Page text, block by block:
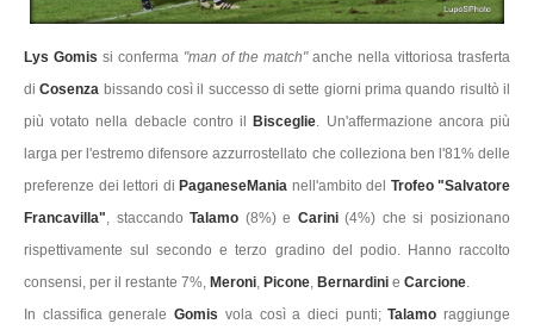
Lys Gomis si conferma "man of the match" anche nella vittoriosa trasferta
diCosenza bissando così il successo di sette giorni prima quando risultò il
più votato nella debacle contro il
Bisceglie. Un'affermazione ancora più
larga per l'estremo difensore azzurrostellato che colleziona ben l'81% delle
preferenze dei lettori di PaganeseMania nell'ambito del Trofeo "Salvatore
Francavilla", staccandoTalamo (8%) e Carini(4%) che si posizionano
rispettivamente sul secondo e terzo gradino del podio. Hanno raccolto
consensi, per il restante 7%, Meroni, Picone, Bernardini e Carcione.
In classifica generaleGomis vola così a dieci punti;Talamoraggiunge